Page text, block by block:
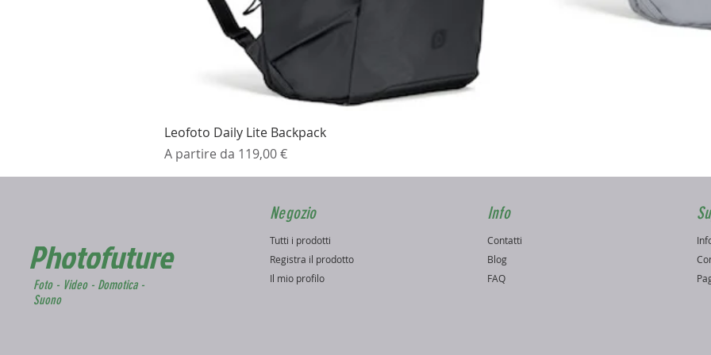
Leofoto Daily Lite Backpack
A partire da 119,00 €
Prezzo scontato
Photofuture
Foto - Video - Domotica -
Suono
Negozio
Tutti i prodotti
Registra il prodotto
Il mio profilo
Info
Contatti
Blog
FAQ